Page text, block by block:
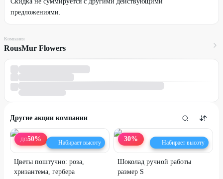
предложениями.
Компания
RousMur Flowers
Другие акции компании
ДО50% Набирает высоту
Цветы поштучно: роза,
хризантема, гербера
30% Набирает высоту
Шоколад ручной работы
размер S